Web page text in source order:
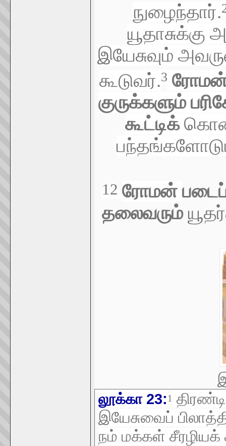
நுழைந்தார்.
இயேசுவும்
கூடுவர்.3 ரோமன்
குருக்களும்
கூட்டிக்
12 ரோமன்
தலைவரும்
லூக்கா 23:1
இயேசுவைப்
நம் மக்கள்